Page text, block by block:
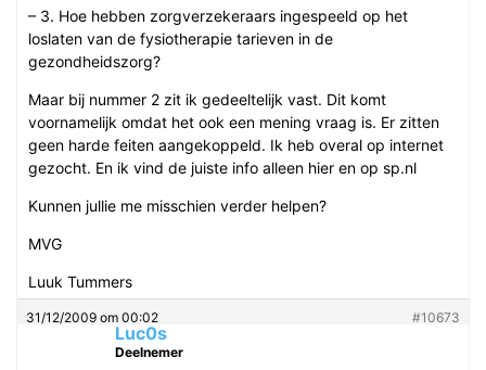
– 3. Hoe hebben zorgverzekeraars ingespeeld op het
loslaten van de fysiotherapie tarieven in de
gezondheidszorg?
Maar bij nummer 2 zit ik gedeeltelijk vast. Dit komt
voornamelijk omdat het ook een mening vraag is. Er zitten
geen harde feiten aangekoppeld. Ik heb overal op internet
gezocht. En ik vind de juiste info alleen hier en op sp.nl
Kunnen jullie me misschien verder helpen?
MVG
Luuk Tummers
31/12/2009 om 00:02 #10673
Luc0s
Deelnemer